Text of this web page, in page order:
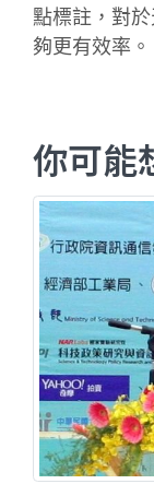
點標註，對
夠更有效率。
你可能